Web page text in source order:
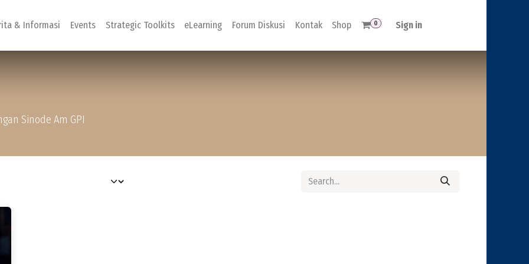
& Informasi Events Strategic Toolkits eLearning Forum Diskusi Kontak Shop 0 Sign in
Sinode Am GPI